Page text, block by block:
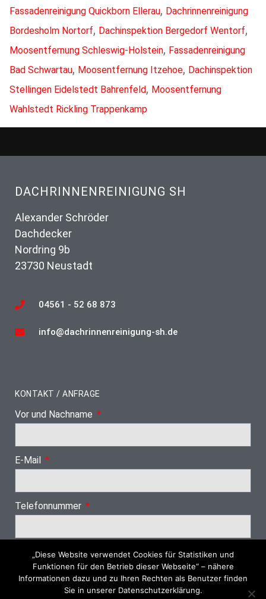
Fassadenreinigung Quickborn Ellerau, Dachrinnenreinigung
Bordesholm Nortorf, Dachinspektion Bergedorf Wentorf,
Moosentfernung Schleswig-Holstein, Fassadenreinigung
Bad Schwartau, Moosentfernung Itzehoe, Dachinspektion
Stellingen Eidelstedt Bahrenfeld, Moosentfernung
Wahlstedt Rickling Trappenkamp
DACHRINNENREINIGUNG SH
Alexander Schröder
Dachdecker
Nordring 9b
23730 Neustadt
04561 - 52 68 873
info@dachrinnenreinigung-sh.de
KONTAKT / ANFRAGE
Vor und Nachname
E-Mail
Telefonnummer
Nächster Schritt
„Diese Website verwendet Cookies für Statistiken und
Funktionen für den Betrieb dieser Webseite“ – nähere
Informationen dazu und zu Ihren Rechten als Benutzer finden
Sie in unserer Datenschutzerklärung.